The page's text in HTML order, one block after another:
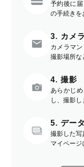
予約後に
の手続きを
3. カメ
カメラマ
撮影場所な
4. 撮影
あらかじ
し、撮影し
5. デー
撮影した写
マイページ